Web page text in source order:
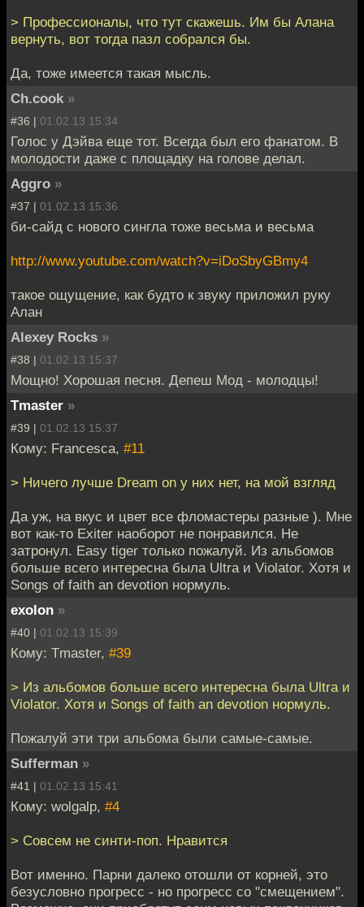
> Профессионалы, что тут скажешь. Им бы Алана
вернуть, вот тогда пазл собрался бы.
Да, тоже имеется такая мысль.
Ch.cook »
#36 | 01.02.13 15:34
Голос у Дэйва еще тот. Всегда был его фанатом. В
молодости даже с площадку на голове делал.
Aggro »
#37 | 01.02.13 15:36
би-сайд с нового сингла тоже весьма и весьма
http://www.youtube.com/watch?v=iDoSbyGBmy4
такое ощущение, как будто к звуку приложил руку
Алан
Alexey Rocks »
#38 | 01.02.13 15:37
Мощно! Хорошая песня. Депеш Мод - молодцы!
Tmaster »
#39 | 01.02.13 15:37
Кому: Francesca, #11
> Ничего лучше Dream on у них нет, на мой взгляд
Да уж, на вкус и цвет все фломастеры разные ). Мне
вот как-то Exiter наоборот не понравился. Не
затронул. Easy tiger только пожалуй. Из альбомов
больше всего интересна была Ultra и Violator. Хотя и
Songs of faith an devotion нормуль.
exolon »
#40 | 01.02.13 15:39
Кому: Tmaster, #39
> Из альбомов больше всего интересна была Ultra и
Violator. Хотя и Songs of faith an devotion нормуль.
Пожалуй эти три альбома были самые-самые.
Sufferman »
#41 | 01.02.13 15:41
Кому: wolgalp, #4
> Совсем не синти-поп. Нравится
Вот именно. Парни далеко отошли от корней, это
безусловно прогресс - но прогресс со "смещением".